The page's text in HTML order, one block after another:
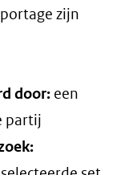
zijn
door: een
partij